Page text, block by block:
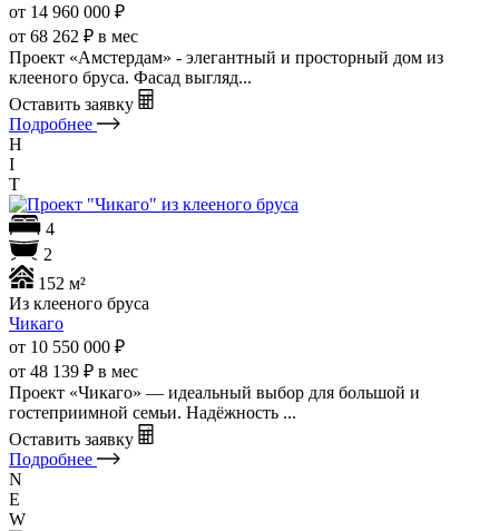
от 14 960 000 ₽
от 68 262 ₽ в мес
Проект «Амстердам» - элегантный и просторный дом из
клееного бруса. Фасад выгляд...
Оставить заявку
Подробнее
H
I
T
4
2
152 м²
Из клееного бруса
Чикаго
от 10 550 000 ₽
от 48 139 ₽ в мес
Проект «Чикаго» — идеальный выбор для большой и
гостеприимной семьи. Надёжность ...
Оставить заявку
Подробнее
N
E
W